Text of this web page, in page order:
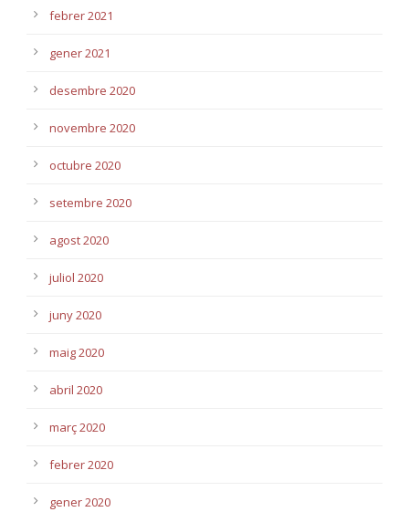
febrer 2021
gener 2021
desembre 2020
novembre 2020
octubre 2020
setembre 2020
agost 2020
juliol 2020
juny 2020
maig 2020
abril 2020
març 2020
febrer 2020
gener 2020